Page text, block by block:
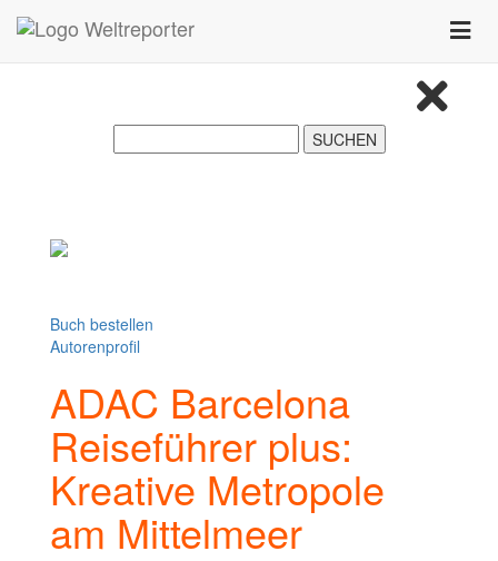
Zum Inhalt springen
Toggle
Buch bestellen
Autorenprofil
ADAC Barcelona
Reiseführer plus:
Kreative Metropole
am Mittelmeer